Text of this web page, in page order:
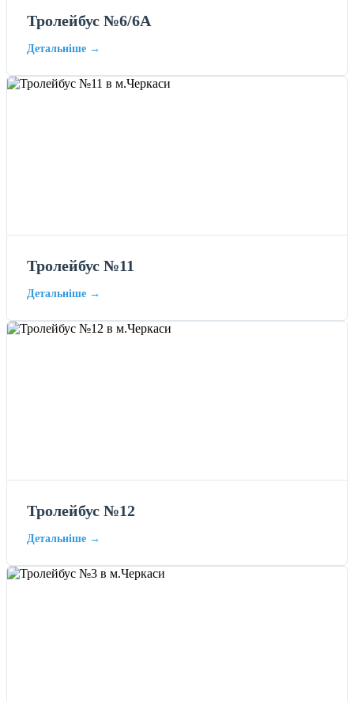
Тролейбус №6/6А
Детальніше →
Тролейбус №11
Детальніше →
Тролейбус №12
Детальніше →